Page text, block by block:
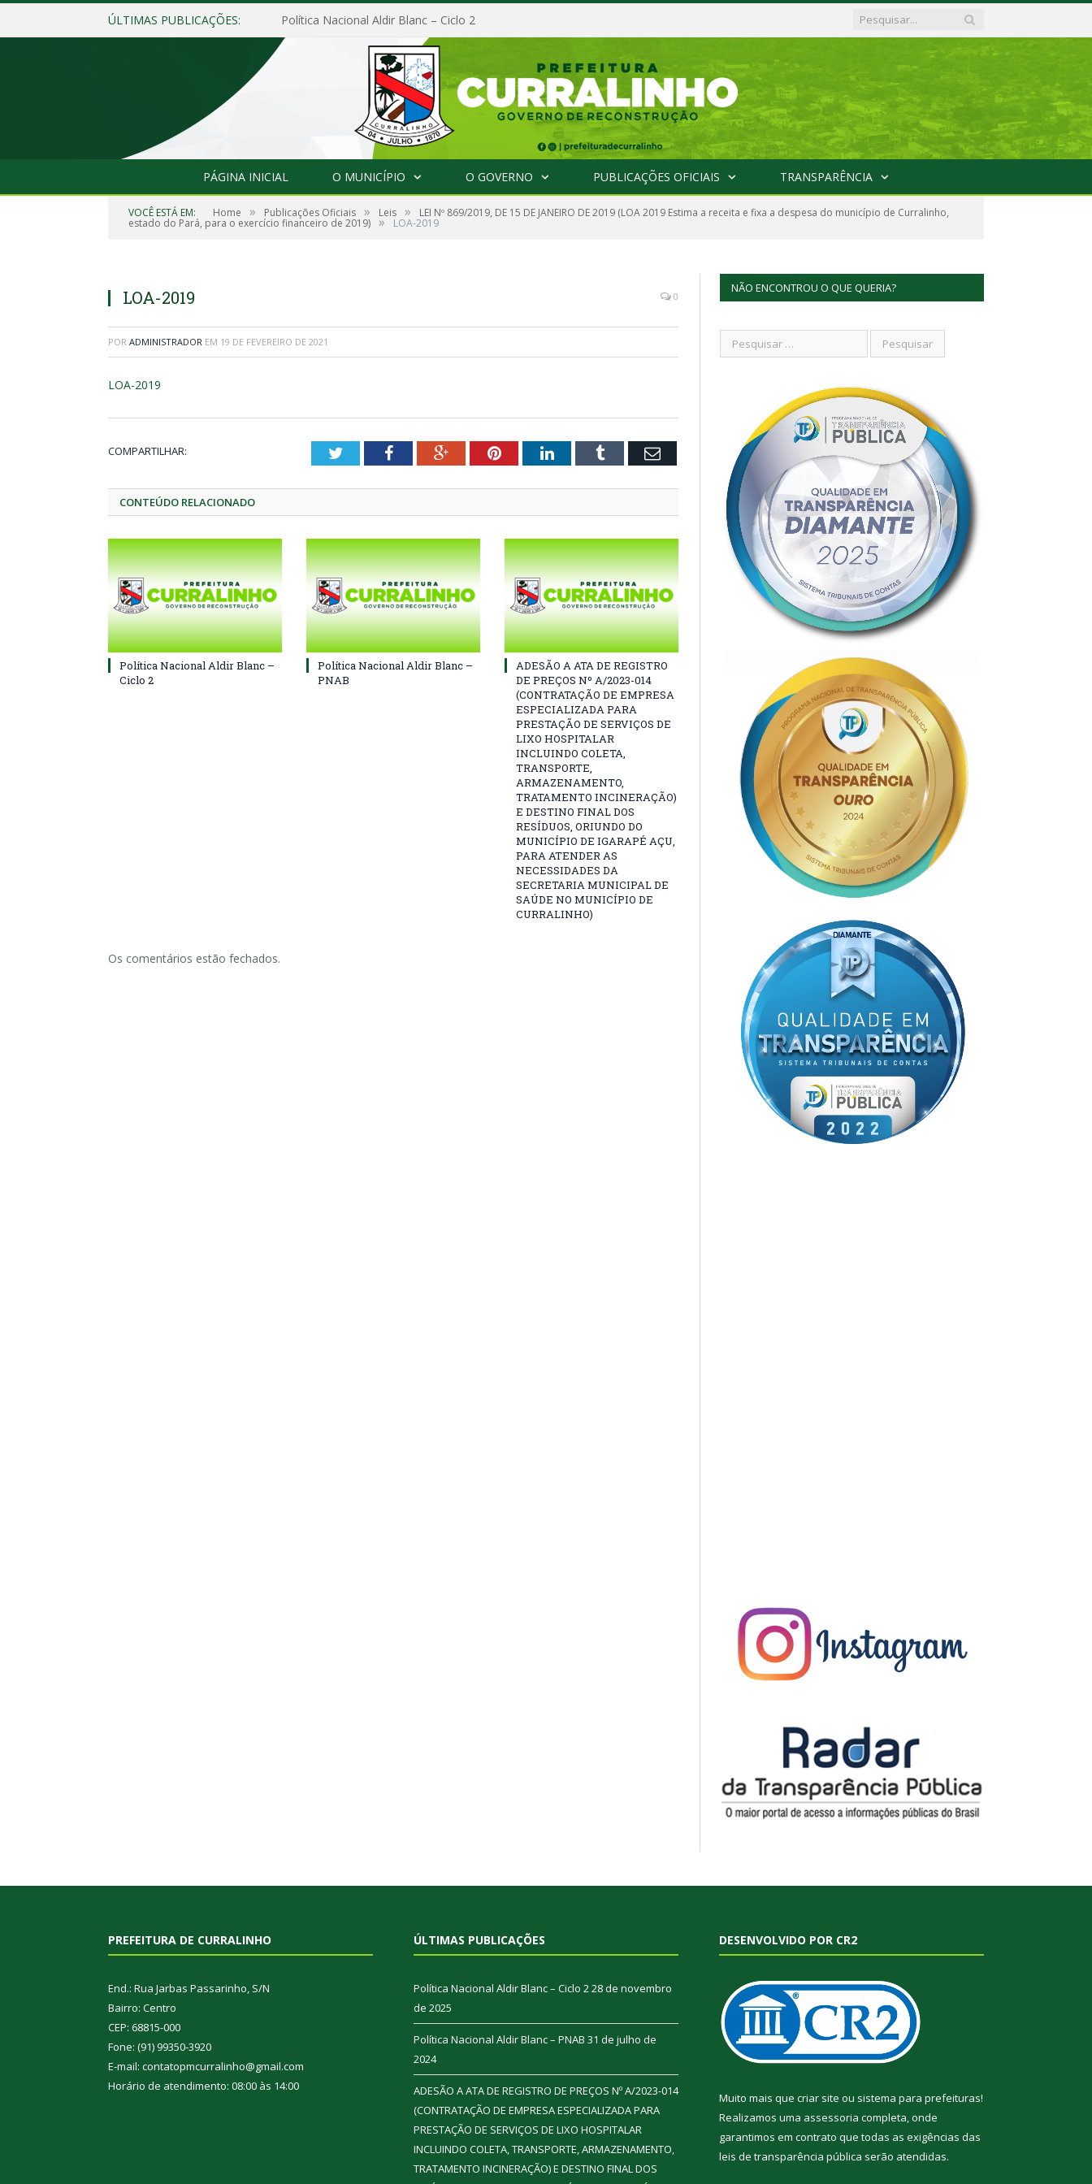
ÚLTIMAS PUBLICAÇÕES: Política Nacional Aldir Blanc – Ciclo 2
PÁGINA INICIAL O MUNICÍPIO O GOVERNO PUBLICAÇÕES OFICIAIS TRANSPARÊNCIA
VOCÊ ESTÁ EM: Home » Publicações Oficiais » Leis » LEI Nº 869/2019, DE 15 DE JANEIRO DE 2019 (LOA 2019 Estima a receita e fixa a despesa do município de Curralinho,
estado do Pará, para o exercício financeiro de 2019) » LOA-2019
LOA-2019 0
POR ADMINISTRADOR EM 19 DE FEVEREIRO DE 2021
LOA-2019
COMPARTILHAR: TwitterFacebookGoogle+PinterestLinkedInTumblr Email
CONTEÚDO RELACIONADO
Política Nacional Aldir Blanc –
Ciclo 2
Política Nacional Aldir Blanc –
PNAB
ADESÃO A ATA DE REGISTRO
DE PREÇOS Nº A/2023-014
(CONTRATAÇÃO DE EMPRESA
ESPECIALIZADA PARA
PRESTAÇÃO DE SERVIÇOS DE
LIXO HOSPITALAR
INCLUINDO COLETA,
TRANSPORTE,
ARMAZENAMENTO,
TRATAMENTO INCINERAÇÃO)
E DESTINO FINAL DOS
RESÍDUOS, ORIUNDO DO
MUNICÍPIO DE IGARAPÉ AÇU,
PARA ATENDER AS
NECESSIDADES DA
SECRETARIA MUNICIPAL DE
SAÚDE NO MUNICÍPIO DE
CURRALINHO)
Os comentários estão fechados.
NÃO ENCONTROU O QUE QUERIA?
PREFEITURA DE CURRALINHO
End.: Rua Jarbas Passarinho, S/N
Bairro: Centro
CEP: 68815-000
Fone: (91) 99350-3920
E-mail: contatopmcurralinho@gmail.com
Horário de atendimento: 08:00 às 14:00
ÚLTIMAS PUBLICAÇÕES
Política Nacional Aldir Blanc – Ciclo 228 de novembro
de 2025
Política Nacional Aldir Blanc – PNAB 31 de julho de
2024
ADESÃO A ATA DE REGISTRO DE PREÇOS Nº A/2023-014
(CONTRATAÇÃO DE EMPRESA ESPECIALIZADA PARA
PRESTAÇÃO DE SERVIÇOS DE LIXO HOSPITALAR
INCLUINDO COLETA, TRANSPORTE, ARMAZENAMENTO,
TRATAMENTO INCINERAÇÃO) E DESTINO FINAL DOS
DESENVOLVIDO POR CR2
Muito mais que criar site ou sistema para prefeituras!
Realizamos uma assessoria completa, onde
garantimos em contrato que todas as exigências das
leis de transparência pública serão atendidas.